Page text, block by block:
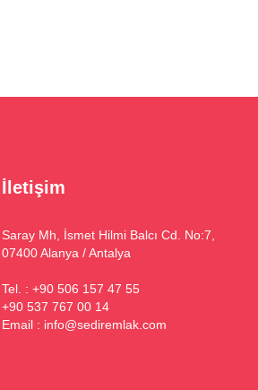
İletişim
Saray Mh, İsmet Hilmi Balcı Cd. No:7,
07400 Alanya / Antalya
Tel. : +90 506 157 47 55
+90 537 767 00 14
Email : info@sediremlak.com